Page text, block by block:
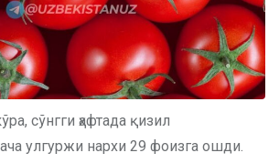
сўнгги ҳафтада қизил
улгуржи нархи 29 фоизга ошди.